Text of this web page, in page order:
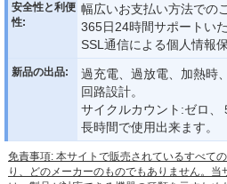
安全性と利便
性:
幅広いお支払い方法での
365日24時間サポートい
SSL通信による個人情報
新品の出品:
過充電、過放電、加熱時
回路設計。
サイクルカウント:ゼロ、
長時間で使用出来ます。
免責事項: 本サイトで販売されているすべて
り、どのメーカーのものでもありません。当